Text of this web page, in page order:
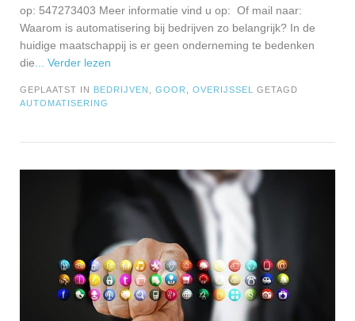
op: 547273403 Meer informatie vind u op: Of mail naar:
Waarom is automatisering bij bedrijven zo belangrijk? In de
huidige maatschappij is er geen onderneming te bedenken
die ... Verder lezen
GEPLAATST IN BEDRIJVEN GOOR OVERIJSSEL
GETAGD
AUTOMATISERING